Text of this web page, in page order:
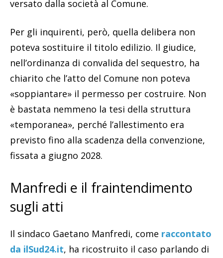
versato dalla società al Comune.
Per gli inquirenti, però, quella delibera non
poteva sostituire il titolo edilizio. Il giudice,
nell’ordinanza di convalida del sequestro, ha
chiarito che l’atto del Comune non poteva
«soppiantare» il permesso per costruire. Non
è bastata nemmeno la tesi della struttura
«temporanea», perché l’allestimento era
previsto fino alla scadenza della convenzione,
fissata a giugno 2028.
Manfredi e il fraintendimento
sugli atti
Il sindaco Gaetano Manfredi, come raccontato
da ilSud24.it, ha ricostruito il caso parlando di